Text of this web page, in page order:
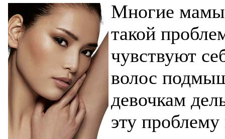
Многие мамы
такой
чувствуют
волос
девочкам
эту проблему